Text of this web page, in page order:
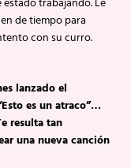
de tiempo para
con su curro.
lanzado el
es un atraco”…
resulta tan
una nueva canción